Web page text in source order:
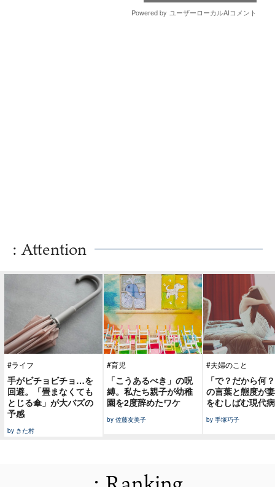
: Attention
#ライフ
手がビチョビチョ…を
回避。「畳まなくても
とじる傘」が大バズの
予感
by きた村
#育児
「こうあるべき」の呪
縛。私たち親子が幼稚
園を2度辞めたワケ
by 佐藤友美子
#夫婦のこと
「で？だから何
の言葉と態度が
をむしばむ現代病
by 手塚巧子